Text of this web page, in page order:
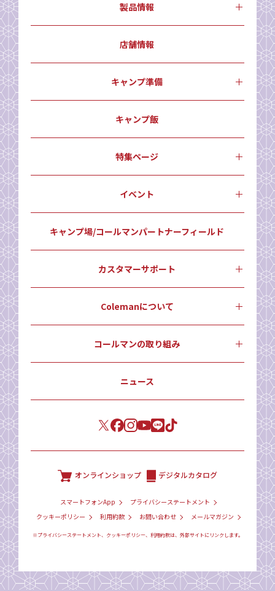
製品情報
店舗情報
キャンプ準備
キャンプ飯
特集ページ
イベント
キャンプ場/コールマンパートナーフィールド
カスタマーサポート
Colemanについて
コールマンの取り組み
ニュース
オンラインショップ デジタルカタログ
スマートフォンApp
プライバシーステートメント
クッキーポリシー
利用約款 お問い合わせ メールマガジン
※プライバシーステートメント、クッキーポリシー、利用約款は、外部サイトにリンクします。